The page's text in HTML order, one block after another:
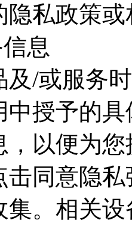
隐私政策
息
及/或服务
中授予的
，以便为
击同意隐
集。相关